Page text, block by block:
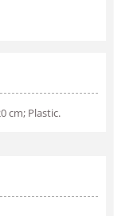
cm; Plastic.